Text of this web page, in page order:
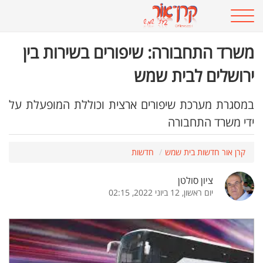
משרד התחבורה: שיפורים בשירות בין
ירושלים לבית שמש
במסגרת מערכת שיפורים ארצית וכוללת המופעלת על
ידי משרד התחבורה
קרן אור חדשות בית שמש חדשות
ציון סולטן
יום ראשון, 12 ביוני 2022, 02:15